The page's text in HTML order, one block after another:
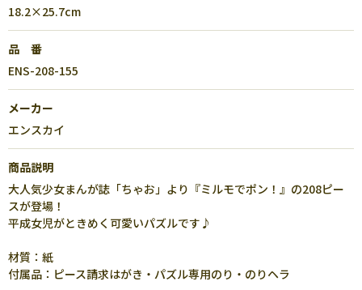
18.2×25.7cm
品 番
ENS-208-155
メーカー
エンスカイ
商品説明
大人気少女まんが誌「ちゃお」より『ミルモでポン！』の208ピー
スが登場！
平成女児がときめく可愛いパズルです♪
材質：紙
付属品：ピース請求はがき・パズル専用のり・のりヘラ